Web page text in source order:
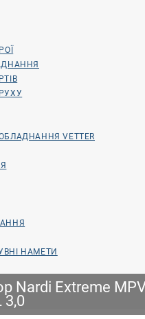
Nardi Extreme
3,0
VETTER
НАМЕТИ